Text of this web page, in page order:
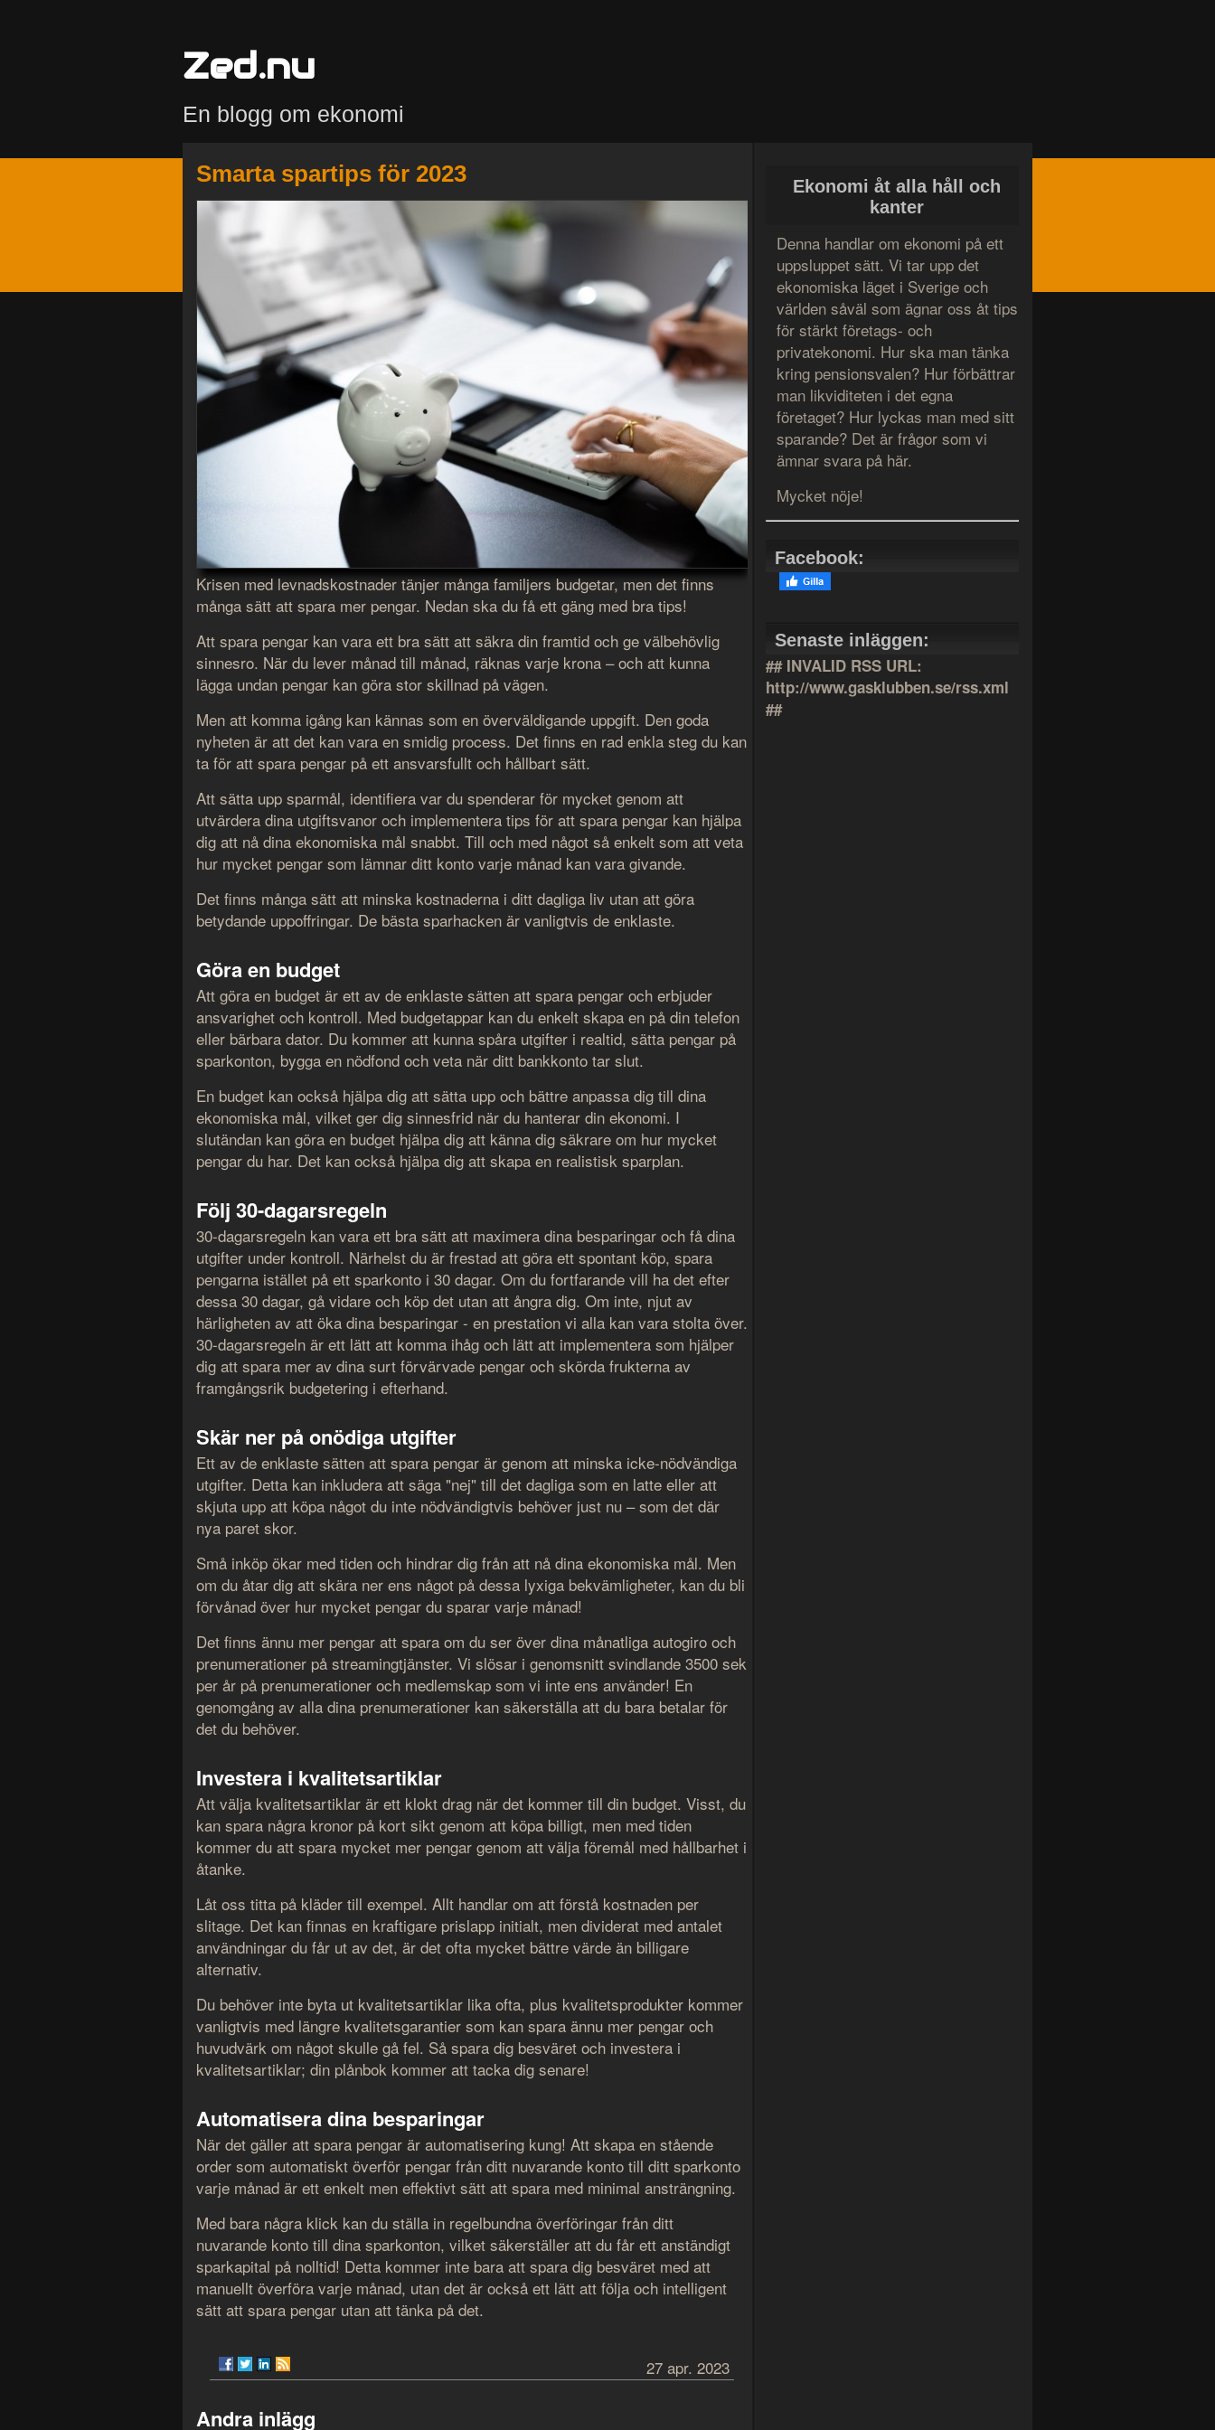
Zed.nu
En blogg om ekonomi
Smarta spartips för 2023
Krisen med levnadskostnader tänjer många familjers budgetar, men det finns
många sätt att spara mer pengar. Nedan ska du få ett gäng med bra tips!
Att spara pengar kan vara ett bra sätt att säkra din framtid och ge välbehövlig
sinnesro. När du lever månad till månad, räknas varje krona – och att kunna
lägga undan pengar kan göra stor skillnad på vägen.
Men att komma igång kan kännas som en överväldigande uppgift. Den goda
nyheten är att det kan vara en smidig process. Det finns en rad enkla steg du kan
ta för att spara pengar på ett ansvarsfullt och hållbart sätt.
Att sätta upp sparmål, identifiera var du spenderar för mycket genom att
utvärdera dina utgiftsvanor och implementera tips för att spara pengar kan hjälpa
dig att nå dina ekonomiska mål snabbt. Till och med något så enkelt som att veta
hur mycket pengar som lämnar ditt konto varje månad kan vara givande.
Det finns många sätt att minska kostnaderna i ditt dagliga liv utan att göra
betydande uppoffringar. De bästa sparhacken är vanligtvis de enklaste.
Göra en budget
Att göra en budget är ett av de enklaste sätten att spara pengar och erbjuder
ansvarighet och kontroll. Med budgetappar kan du enkelt skapa en på din telefon
eller bärbara dator. Du kommer att kunna spåra utgifter i realtid, sätta pengar på
sparkonton, bygga en nödfond och veta när ditt bankkonto tar slut.
En budget kan också hjälpa dig att sätta upp och bättre anpassa dig till dina
ekonomiska mål, vilket ger dig sinnesfrid när du hanterar din ekonomi. I
slutändan kan göra en budget hjälpa dig att känna dig säkrare om hur mycket
pengar du har. Det kan också hjälpa dig att skapa en realistisk sparplan.
Följ 30-dagarsregeln
30-dagarsregeln kan vara ett bra sätt att maximera dina besparingar och få dina
utgifter under kontroll. Närhelst du är frestad att göra ett spontant köp, spara
pengarna istället på ett sparkonto i 30 dagar. Om du fortfarande vill ha det efter
dessa 30 dagar, gå vidare och köp det utan att ångra dig. Om inte, njut av
härligheten av att öka dina besparingar - en prestation vi alla kan vara stolta över.
30-dagarsregeln är ett lätt att komma ihåg och lätt att implementera som hjälper
dig att spara mer av dina surt förvärvade pengar och skörda frukterna av
framgångsrik budgetering i efterhand.
Skär ner på onödiga utgifter
Ett av de enklaste sätten att spara pengar är genom att minska icke-nödvändiga
utgifter. Detta kan inkludera att säga "nej" till det dagliga som en latte eller att
skjuta upp att köpa något du inte nödvändigtvis behöver just nu – som det där
nya paret skor.
Små inköp ökar med tiden och hindrar dig från att nå dina ekonomiska mål. Men
om du åtar dig att skära ner ens något på dessa lyxiga bekvämligheter, kan du bli
förvånad över hur mycket pengar du sparar varje månad!
Det finns ännu mer pengar att spara om du ser över dina månatliga autogiro och
prenumerationer på streamingtjänster. Vi slösar i genomsnitt svindlande 3500 sek
per år på prenumerationer och medlemskap som vi inte ens använder! En
genomgång av alla dina prenumerationer kan säkerställa att du bara betalar för
det du behöver.
Investera i kvalitetsartiklar
Att välja kvalitetsartiklar är ett klokt drag när det kommer till din budget. Visst, du
kan spara några kronor på kort sikt genom att köpa billigt, men med tiden
kommer du att spara mycket mer pengar genom att välja föremål med hållbarhet i
åtanke.
Låt oss titta på kläder till exempel. Allt handlar om att förstå kostnaden per
slitage. Det kan finnas en kraftigare prislapp initialt, men dividerat med antalet
användningar du får ut av det, är det ofta mycket bättre värde än billigare
alternativ.
Du behöver inte byta ut kvalitetsartiklar lika ofta, plus kvalitetsprodukter kommer
vanligtvis med längre kvalitetsgarantier som kan spara ännu mer pengar och
huvudvärk om något skulle gå fel. Så spara dig besväret och investera i
kvalitetsartiklar; din plånbok kommer att tacka dig senare!
Automatisera dina besparingar
När det gäller att spara pengar är automatisering kung! Att skapa en stående
order som automatiskt överför pengar från ditt nuvarande konto till ditt sparkonto
varje månad är ett enkelt men effektivt sätt att spara med minimal ansträngning.
Med bara några klick kan du ställa in regelbundna överföringar från ditt
nuvarande konto till dina sparkonton, vilket säkerställer att du får ett anständigt
sparkapital på nolltid! Detta kommer inte bara att spara dig besväret med att
manuellt överföra varje månad, utan det är också ett lätt att följa och intelligent
sätt att spara pengar utan att tänka på det.
27 apr. 2023
Andra inlägg
Ekonomi åt alla håll och
kanter
Denna handlar om ekonomi på ett
uppsluppet sätt. Vi tar upp det
ekonomiska läget i Sverige och
världen såväl som ägnar oss åt tips
för stärkt företags- och
privatekonomi. Hur ska man tänka
kring pensionsvalen? Hur förbättrar
man likviditeten i det egna
företaget? Hur lyckas man med sitt
sparande? Det är frågor som vi
ämnar svara på här.
Mycket nöje!
Facebook:
Senaste inläggen:
## INVALID RSS URL:
http://www.gasklubben.se/rss.xml
##